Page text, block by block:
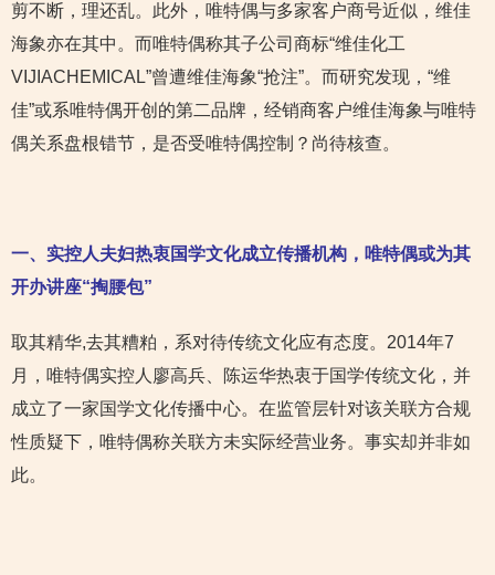
剪不断，理还乱。此外，唯特偶与多家客户商号近似，维佳
海象亦在其中。而唯特偶称其子公司商标“维佳化工
VIJIACHEMICAL”曾遭维佳海象“抢注”。而研究发现，“维
佳”或系唯特偶开创的第二品牌，经销商客户维佳海象与唯特
偶关系盘根错节，是否受唯特偶控制？尚待核查。
一、实控人夫妇热衷国学文化成立传播机构，唯特偶或为其
开办讲座“掏腰包”
取其精华,去其糟粕，系对待传统文化应有态度。2014年7
月，唯特偶实控人廖高兵、陈运华热衷于国学传统文化，并
成立了一家国学文化传播中心。在监管层针对该关联方合规
性质疑下，唯特偶称关联方未实际经营业务。事实却并非如
此。